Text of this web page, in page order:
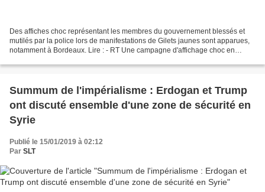
Des affiches choc représentant les membres du gouvernement blessés et
mutilés par la police lors de manifestations de Gilets jaunes sont apparues,
notamment à Bordeaux. Lire : - RT Une campagne d'affichage choc en
Summum de l'impérialisme : Erdogan et Trump
ont discuté ensemble d'une zone de sécurité en
Syrie
Publié le 15/01/2019 à 02:12
Par SLT